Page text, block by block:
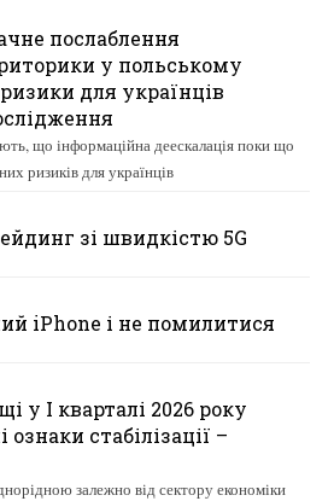
послаблення
у польському
для українців
що інформаційна деескалація поки що
ризиків для українців
зі швидкістю 5G
iPhone і не помилитися
у І кварталі 2026 року
стабілізації –
залежно від сектору економіки